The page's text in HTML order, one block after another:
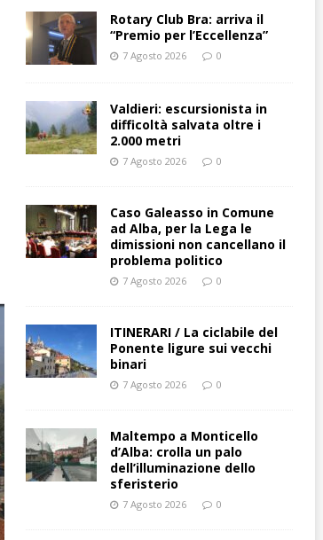
Rotary Club Bra: arriva il
“Premio per l’Eccellenza”
7 Agosto 2026 0
Valdieri: escursionista in
difficoltà salvata oltre i
2.000 metri
7 Agosto 2026 0
Caso Galeasso in Comune
ad Alba, per la Lega le
dimissioni non cancellano il
problema politico
7 Agosto 2026 0
ITINERARI / La ciclabile del
Ponente ligure sui vecchi
binari
7 Agosto 2026 0
Maltempo a Monticello
d’Alba: crolla un palo
dell’illuminazione dello
sferisterio
7 Agosto 2026 0